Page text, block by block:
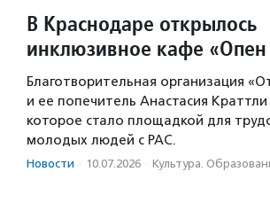
В Краснодаре открылось
инклюзивное кафе «Опен
Благотворительная организация
и ее попечитель Анастасия
которое стало площадкой для
молодых людей с РАС.
Новости · 10.07.2026 · Культура.